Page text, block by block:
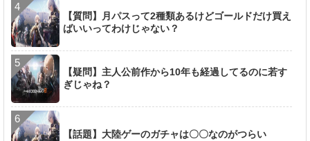
【質問】月パスって2種類あるけどゴールドだけ買え
ばいいってわけじゃない？
【疑問】主人公前作から10年も経過してるのに若す
ぎじゃね？
【話題】大陸ゲーのガチャは〇〇なのがつらい